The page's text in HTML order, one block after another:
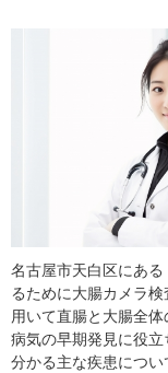
名古屋市天白区にあ
るために大腸カメラ
用いて直腸と大腸全
病気の早期発見に役
分かる主な疾患につい